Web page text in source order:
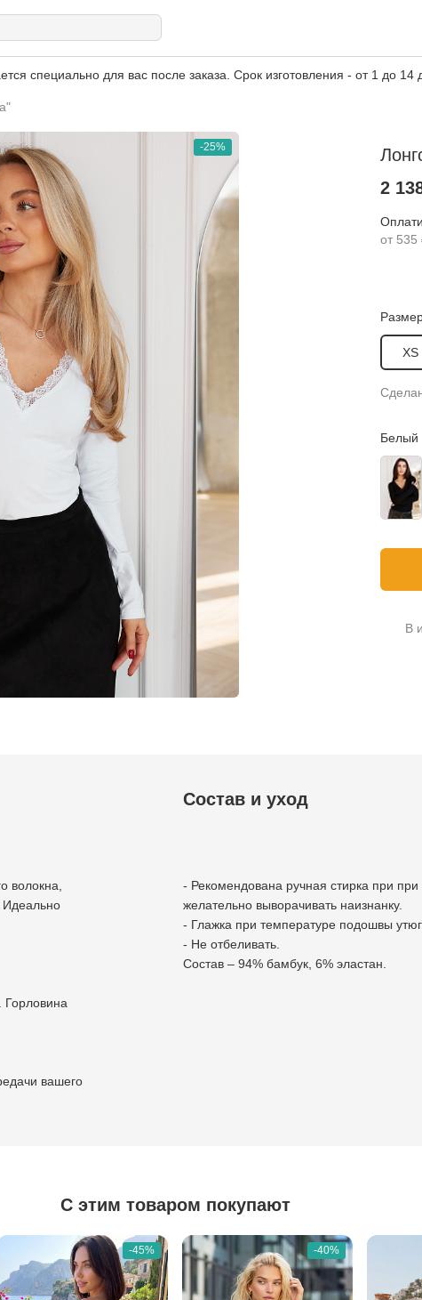
специально для вас после заказа. Срок изготовления - от 1 до 14
-25%
2
от 535
XS
Белый
В
волокна,
Идеально
Горловина
вашего
Состав и уход
- Рекомендована ручная стирка при
желательно выворачивать наизнанку.
- Глажка при температуре подошвы
- Не отбеливать.
Состав – 94% бамбук, 6% эластан.
С этим товаром покупают
-45% -40%